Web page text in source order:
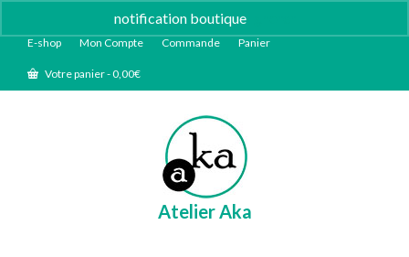
notification boutique
E-shop Mon Compte Commande Panier
Votre panier-0,00€
Atelier Aka